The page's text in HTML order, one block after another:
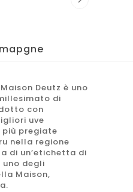
Deutz è uno
di
con
uve
pregiate
nella regione
di un’etichetta di
degli
Maison,